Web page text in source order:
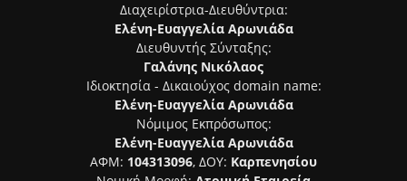
Διαχειρίστρια-Διευθύντρια:
Ελένη-Ευαγγελία Αρωνιάδα
Διευθυντής Σύνταξης:
Γαλάνης Νικόλαος
Ιδιοκτησία - Δικαιούχος domain name:
Ελένη-Ευαγγελία Αρωνιάδα
Νόμιμος Εκπρόσωπος:
Ελένη-Ευαγγελία Αρωνιάδα
ΑΦΜ: 104313096, ΔΟΥ: Καρπενησίου